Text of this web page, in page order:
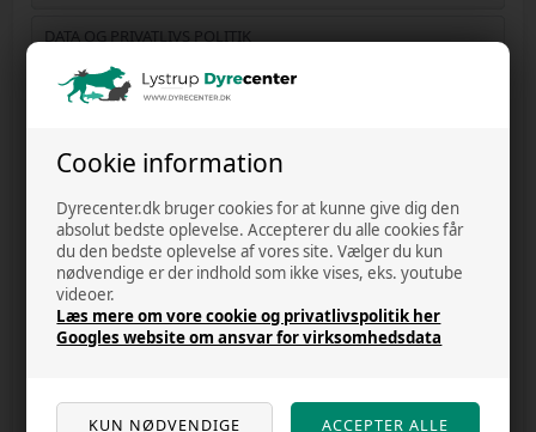
Cookie information
Dyrecenter.dk bruger cookies for at kunne give dig den
absolut bedste oplevelse. Accepterer du alle cookies får
du den bedste oplevelse af vores site. Vælger du kun
nødvendige er der indhold som ikke vises, eks. youtube
videoer.
Læs mere om vore cookie og privatlivspolitik her
Googles website om ansvar for virksomhedsdata
DATA OG PRIVATLIVS POLITIK
HANDELSBETINGELSER
KUNDECENTER - LOG IND
OUTLET
OM OS
RABAT
REKLAMATION